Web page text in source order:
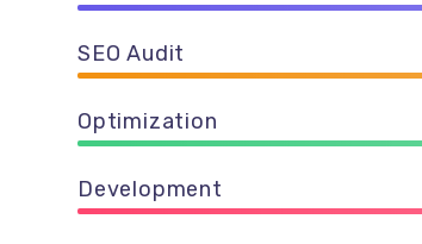
SEO Audit
Optimization
Development